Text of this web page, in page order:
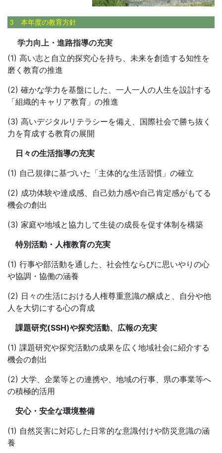
3 本年度の教育方針
学力向上・進路指導の充実
(1) 高い志と自立的探究心を持ち、未来を創造する知性を
磨く教育の推進
(2) 確かな学力を基盤にした、一人一人の人生を設計する
「組織的キャリア教育」の推進
(3) 高いデジタルリテラシーを備え、国際社会で勝ち抜く
力を育成する教育の展開
日々の生活指導の充実
(1) 自己規律に基づいた「主体的な生活習慣」の確立
(2) 成功体験や達成感、自己効力感や自己肯定感がもてる
機会の創出
(3) 家庭や地域と協力して生徒の成長を促す体制を構築
特別活動・人権教育の充実
(1) 行事や部活動を通した、社会性ならびに思いやりの心
や協調・協働の涵養
(2) 日々の生活における人権尊重意識の醸成と、自分や他
人を大切にする心の育成
課題研究(SSH)や探究活動、広報の充実
(1) 課題研究や探究活動の成果を広く地域社会に紹介する
機会の創出
(2) 大学、企業等との連携や、地域の行事、県の事業等へ
の積極的活用
安心・安全な環境整備
(1) 自然災害に対応した日常的な意識付けや防災意識の涵
養